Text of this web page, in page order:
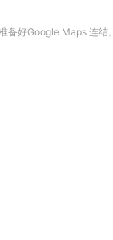
备好Google Maps 连结。